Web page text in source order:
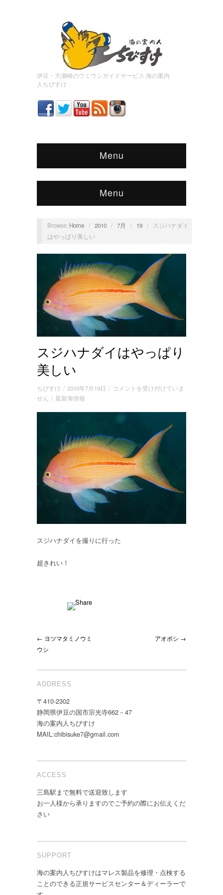
伊豆・大瀬崎のウミウシガイドサービス 海の案内
人ちびすけ
Menu
Menu
Browse: Home / 2010 / 7月 / 19 /
スジハナダイ
はやっぱり美しい
スジハナダイはやっぱり
美しい
ちびすけ / 2010年7月19日 / ス
イ
は
や
っ
ぱ
り
美
い
コメントを受け付けていま
せん / 最新海情報
スジハナダイを撮りに行った
超きれい！
← ヨツマタミノウミ
ウシ
アオボシ →
ADDRESS
〒410-2302
静岡県伊豆の国市宗光寺662－47
海の案内人ちびすけ
MAIL:chibisuke7@gmail.com
ACCESS
三島駅まで無料で送迎致します
お一人様から承りますのでご予約の際にお伝えくだ
さい
SUPPORT
海の案内人ちびすけはマレス製品を修理・点検する
ことのできる正規サービスセンター＆ディーラーで